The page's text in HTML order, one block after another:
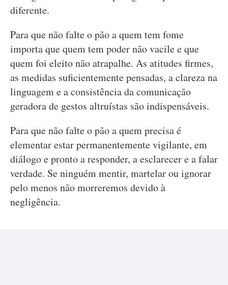
diferente.
Para que não falte o pão a quem tem fome
importa que quem tem poder não vacile e que
quem foi eleito não atrapalhe. As atitudes firmes,
as medidas suficientemente pensadas, a clareza na
linguagem e a consistência da comunicação
geradora de gestos altruístas são indispensáveis.
Para que não falte o pão a quem precisa é
elementar estar permanentemente vigilante, em
diálogo e pronto a responder, a esclarecer e a falar
verdade. Se ninguém mentir, martelar ou ignorar
pelo menos não morreremos devido à
negligência.